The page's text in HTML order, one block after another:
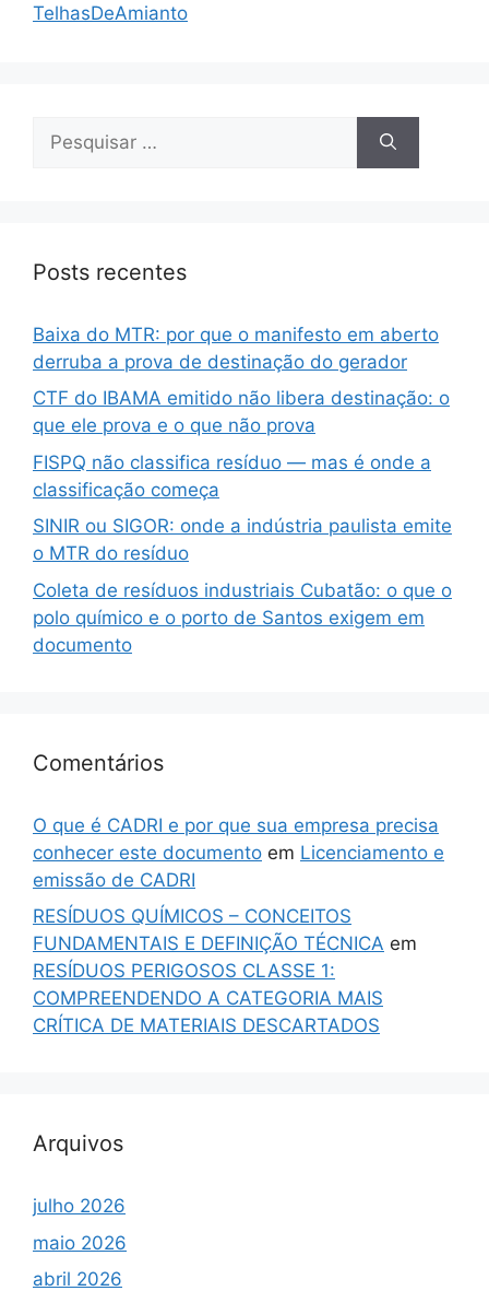
TelhasDeAmianto
Posts recentes
Baixa do MTR: por que o manifesto em aberto
derruba a prova de destinação do gerador
CTF do IBAMA emitido não libera destinação: o
que ele prova e o que não prova
FISPQ não classifica resíduo — mas é onde a
classificação começa
SINIR ou SIGOR: onde a indústria paulista emite
o MTR do resíduo
Coleta de resíduos industriais Cubatão: o que o
polo químico e o porto de Santos exigem em
documento
Comentários
O que é CADRI e por que sua empresa precisa
conhecer este documento em Licenciamento e
emissão de CADRI
RESÍDUOS QUÍMICOS – CONCEITOS
FUNDAMENTAIS E DEFINIÇÃO TÉCNICA em
RESÍDUOS PERIGOSOS CLASSE 1:
COMPREENDENDO A CATEGORIA MAIS
CRÍTICA DE MATERIAIS DESCARTADOS
Arquivos
julho 2026
maio 2026
abril 2026